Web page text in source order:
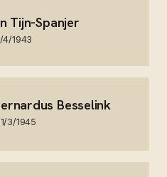
Tijn-Spanjer
4/1943
Sobibor - Gedenkboek
Besselink
3/1945
Doetinchem